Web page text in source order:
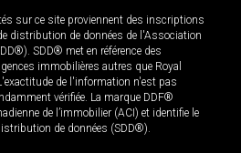
sur ce site proviennent des inscriptions
distribution de données de l'Association
SDD® met en référence des
immobilières autres que Royal
de l'information n'est pas
vérifiée. La marque DDF®
de l’immobilier (ACI) et identifie le
de données (SDD®).